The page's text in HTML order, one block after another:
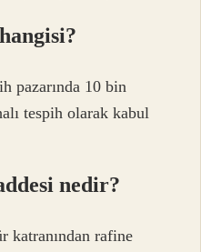
pazarında 10 bin
tespih olarak kabul
nedir?
katranından rafine